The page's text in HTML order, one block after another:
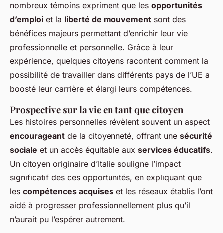
nombreux témoins expriment que les opportunités
d’emploi et la liberté de mouvement sont des
bénéfices majeurs permettant d’enrichir leur vie
professionnelle et personnelle. Grâce à leur
expérience, quelques citoyens racontent comment la
possibilité de travailler dans différents pays de l’UE a
boosté leur carrière et élargi leurs compétences.
Prospective sur la vie en tant que citoyen
Les histoires personnelles révèlent souvent un aspect
encourageant de la citoyenneté, offrant une sécurité
sociale et un accès équitable aux services éducatifs.
Un citoyen originaire d’Italie souligne l’impact
significatif des ces opportunités, en expliquant que
les compétences acquises et les réseaux établis l’ont
aidé à progresser professionnellement plus qu’il
n’aurait pu l’espérer autrement.